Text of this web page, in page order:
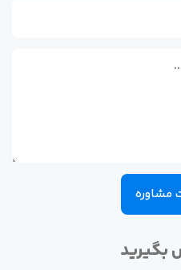
مشاوره
بگیرید